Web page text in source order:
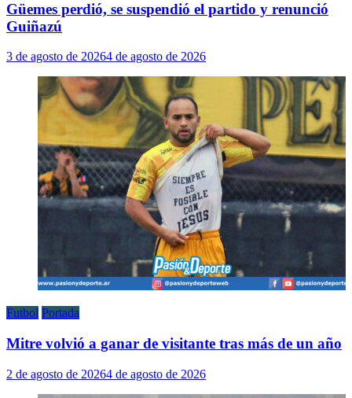
Güemes perdió, se suspendió el partido y renunció
Guiñazú
3 de agosto de 20264 de agosto de 2026
Futbol Portada
Mitre volvió a ganar de visitante tras más de un año
2 de agosto de 20264 de agosto de 2026